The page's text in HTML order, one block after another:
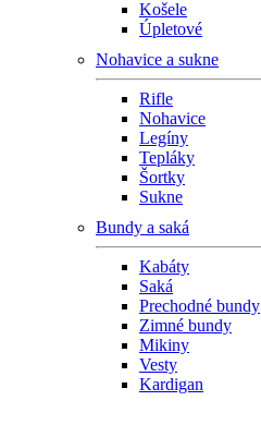
Košele
Úpletové
Nohavice a sukne
Rifle
Nohavice
Legíny
Tepláky
Šortky
Sukne
Bundy a saká
Kabáty
Saká
Prechodné bundy
Zimné bundy
Mikiny
Vesty
Kardigan